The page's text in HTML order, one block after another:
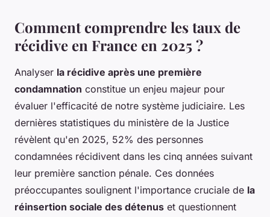
Comment comprendre les taux de
récidive en France en 2025 ?
Analyser la récidive après une première
condamnation constitue un enjeu majeur pour
évaluer l'efficacité de notre système judiciaire. Les
dernières statistiques du ministère de la Justice
révèlent qu'en 2025, 52% des personnes
condamnées récidivent dans les cinq années suivant
leur première sanction pénale. Ces données
préoccupantes soulignent l'importance cruciale de la
réinsertion sociale des détenus et questionnent